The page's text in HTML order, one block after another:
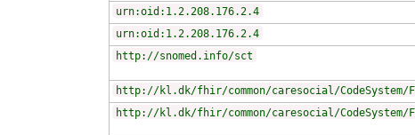
urn:oid:1.2.208.176.2.4
urn:oid:1.2.208.176.2.4
http://snomed.info/sct
http://kl.dk/fhir/common/caresocial/CodeSystem/
http://kl.dk/fhir/common/caresocial/CodeSystem/